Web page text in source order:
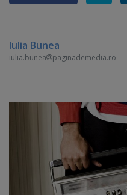
Iulia Bunea
iulia.bunea paginademedia.ro